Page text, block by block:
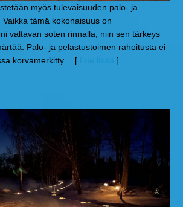
myös tulevaisuuden palo- ja
tämä kokonaisuus on
valtavan soten rinnalla, niin sen tärkeys
Palo- ja pelastustoimen rahoitusta ei
korvamerkitty … [ ]